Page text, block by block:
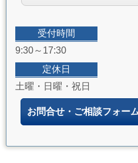
受付時間
9:30～17:30
定休日
土曜・日曜・祝日
お問合せ・ご相談フォー